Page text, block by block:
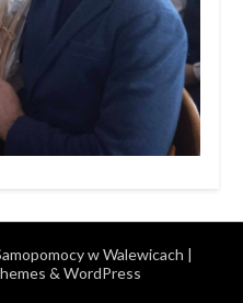
w Walewicach |
& WordPress